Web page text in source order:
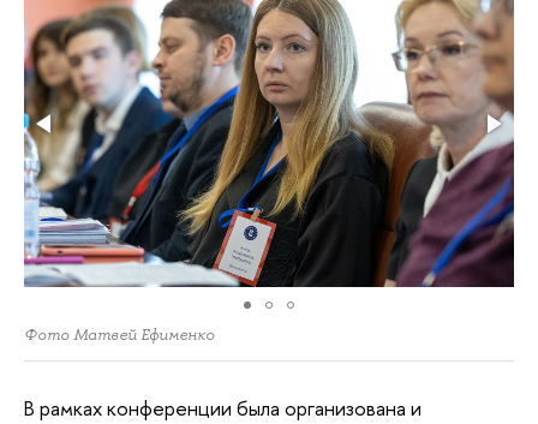
Фото Матвей Ефименко
В рамках конференции была организована и